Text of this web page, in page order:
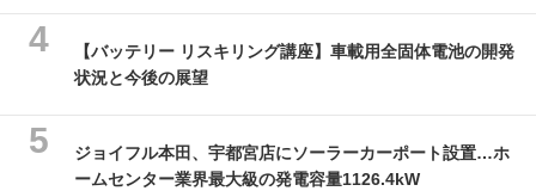
【バッテリー リスキリング講座】車載用全固体電池の開発
状況と今後の展望
ジョイフル本田、宇都宮店にソーラーカーポート設置…ホ
ームセンター業界最大級の発電容量1126.4kW